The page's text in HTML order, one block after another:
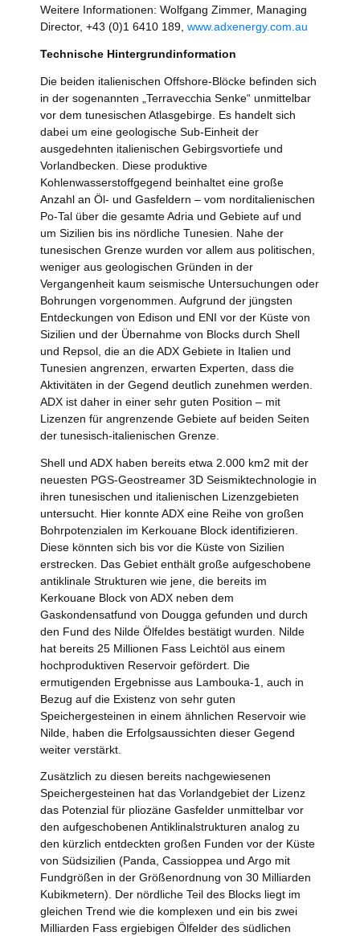
Weitere Informationen: Wolfgang Zimmer, Managing
Director, +43 (0)1 6410 189, www.adxenergy.com.au
Technische Hintergrundinformation
Die beiden italienischen Offshore-Blöcke befinden sich
in der sogenannten „Terravecchia Senke“ unmittelbar
vor dem tunesischen Atlasgebirge. Es handelt sich
dabei um eine geologische Sub-Einheit der
ausgedehnten italienischen Gebirgsvortiefe und
Vorlandbecken. Diese produktive
Kohlenwasserstoffgegend beinhaltet eine große
Anzahl an Öl- und Gasfeldern – vom norditalienischen
Po-Tal über die gesamte Adria und Gebiete auf und
um Sizilien bis ins nördliche Tunesien. Nahe der
tunesischen Grenze wurden vor allem aus politischen,
weniger aus geologischen Gründen in der
Vergangenheit kaum seismische Untersuchungen oder
Bohrungen vorgenommen. Aufgrund der jüngsten
Entdeckungen von Edison und ENI vor der Küste von
Sizilien und der Übernahme von Blocks durch Shell
und Repsol, die an die ADX Gebiete in Italien und
Tunesien angrenzen, erwarten Experten, dass die
Aktivitäten in der Gegend deutlich zunehmen werden.
ADX ist daher in einer sehr guten Position – mit
Lizenzen für angrenzende Gebiete auf beiden Seiten
der tunesisch-italienischen Grenze.
Shell und ADX haben bereits etwa 2.000 km2 mit der
neuesten PGS-Geostreamer 3D Seismiktechnologie in
ihren tunesischen und italienischen Lizenzgebieten
untersucht. Hier konnte ADX eine Reihe von großen
Bohrpotenzialen im Kerkouane Block identifizieren.
Diese könnten sich bis vor die Küste von Sizilien
erstrecken. Das Gebiet enthält große aufgeschobene
antiklinale Strukturen wie jene, die bereits im
Kerkouane Block von ADX neben dem
Gaskondensatfund von Dougga gefunden und durch
den Fund des Nilde Ölfeldes bestätigt wurden. Nilde
hat bereits 25 Millionen Fass Leichtöl aus einem
hochproduktiven Reservoir gefördert. Die
ermutigenden Ergebnisse aus Lambouka-1, auch in
Bezug auf die Existenz von sehr guten
Speichergesteinen in einem ähnlichen Reservoir wie
Nilde, haben die Erfolgsaussichten dieser Gegend
weiter verstärkt.
Zusätzlich zu diesen bereits nachgewiesenen
Speichergesteinen hat das Vorlandgebiet der Lizenz
das Potenzial für pliozäne Gasfelder unmittelbar vor
den aufgeschobenen Antiklinalstrukturen analog zu
den kürzlich entdeckten großen Funden vor der Küste
von Südsizilien (Panda, Cassioppea und Argo mit
Fundgrößen in der Größenordnung von 30 Milliarden
Kubikmetern). Der nördliche Teil des Blocks liegt im
gleichen Trend wie die komplexen und ein bis zwei
Milliarden Fass ergiebigen Ölfelder des südlichen